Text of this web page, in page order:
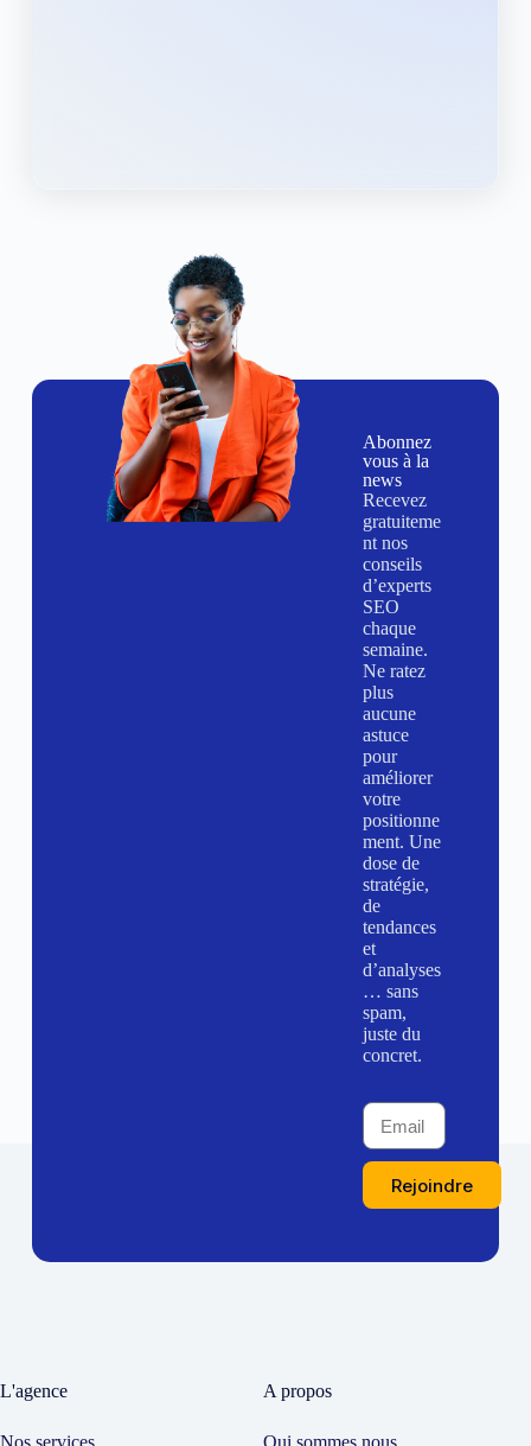
Abonnez
vous à la
news
Recevez
gratuiteme
nt nos
conseils
d’experts
SEO
chaque
semaine.
Ne ratez
plus
aucune
astuce
pour
améliorer
votre
positionne
ment. Une
dose de
stratégie,
de
tendances
et
d’analyses
… sans
spam,
juste du
concret.
Rejoindre
L'agence A propos